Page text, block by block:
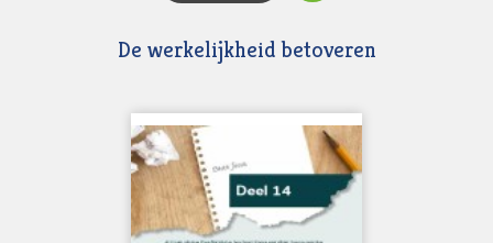
De werkelijkheid betoveren